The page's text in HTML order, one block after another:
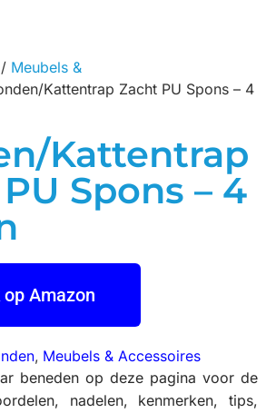
/ Meubels &
Kattentrap Zacht PU Spons – 4
Kattentrap
Spons – 4
Amazon
, Meubels & Accessoires
beneden op deze pagina voor de
nadelen, kenmerken, tips,